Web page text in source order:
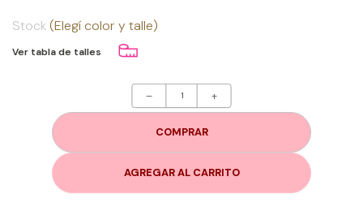
Stock(Elegí color y talle)
Ver tabla de talles
– +
COMPRAR
AGREGAR AL CARRITO